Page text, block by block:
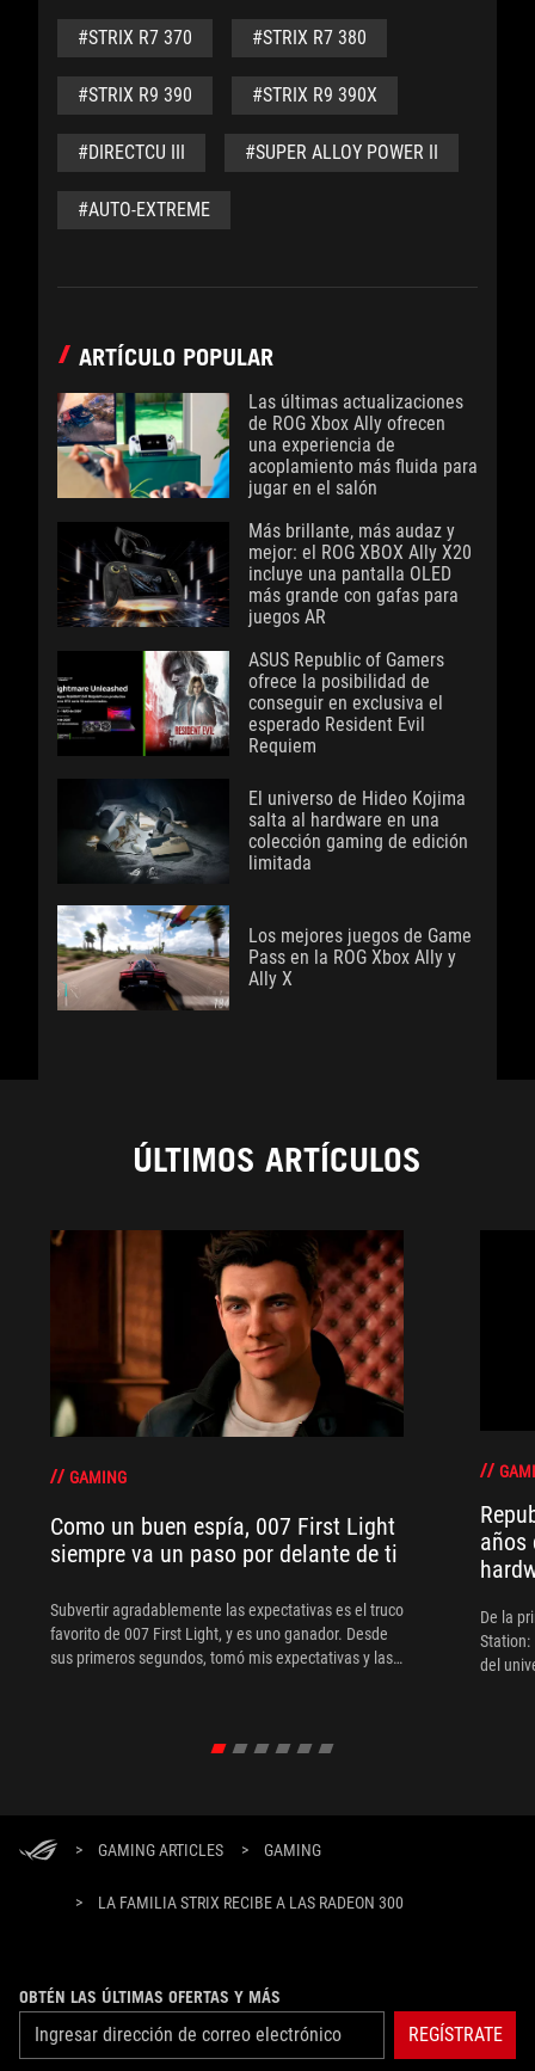
#STRIX R7 370 #STRIX R7 380
#STRIX R9 390 #STRIX R9 390X
#DIRECTCU III #SUPER ALLOY POWER II
#AUTO-EXTREME
ARTÍCULO POPULAR
Las últimas actualizaciones
de ROG Xbox Ally ofrecen
una experiencia de
acoplamiento más fluida para
jugar en el salón
Más brillante, más audaz y
mejor: el ROG XBOX Ally X20
incluye una pantalla OLED
más grande con gafas para
juegos AR
ASUS Republic of Gamers
ofrece la posibilidad de
conseguir en exclusiva el
esperado Resident Evil
Requiem
El universo de Hideo Kojima
salta al hardware en una
colección gaming de edición
limitada
Los mejores juegos de Game
Pass en la ROG Xbox Ally y
Ally X
ÚLTIMOS ARTÍCULOS
GAMING
Como un buen espía, 007 First Light
siempre va un paso por delante de ti
Subvertir agradablemente las expectativas es el truco
favorito de 007 First Light, y es uno ganador. Desde
sus primeros segundos, tomó mis expectativas y las
verse envuelto en una de sus operaciones.
años
De la
Station:
del
> GAMING ARTICLES > GAMING
> LA FAMILIA STRIX RECIBE A LAS RADEON 300
OBTÉN LAS ÚLTIMAS OFERTAS Y MÁS
REGÍSTRATE